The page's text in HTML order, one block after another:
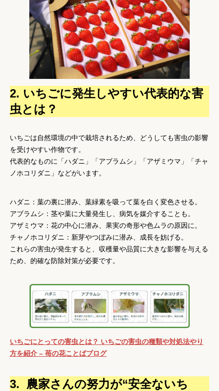
2. いちごに発生しやすい代表的な害
虫とは？
いちごは自然環境の中で栽培されるため、どうしても害虫の影響
を受けやすい作物です。
代表的なものに「ハダニ」「アブラムシ」「アザミウマ」「チャ
ノホコリダニ」などがいます。
ハダニ ：葉の裏に潜み、葉緑素を吸って葉を白く変色させる。
アブラムシ ：茎や葉に大量発生し、病気を媒介することも。
アザミウマ ：花の中心に潜み、果実の奇形や色ムラの原因に。
チャノホコリダニ ：新芽やつぼみに潜み、成長を妨げる。
これらの害虫が発生すると、収穫量や品質に大きな影響を与える
ため、的確な防除対策が必要です。
いちごにとっての害虫とは？ いちごの害虫の種類や対処法やり
方を紹介 – 苺の花ことばブログ
3. 農家さんの努力が“安全ないち